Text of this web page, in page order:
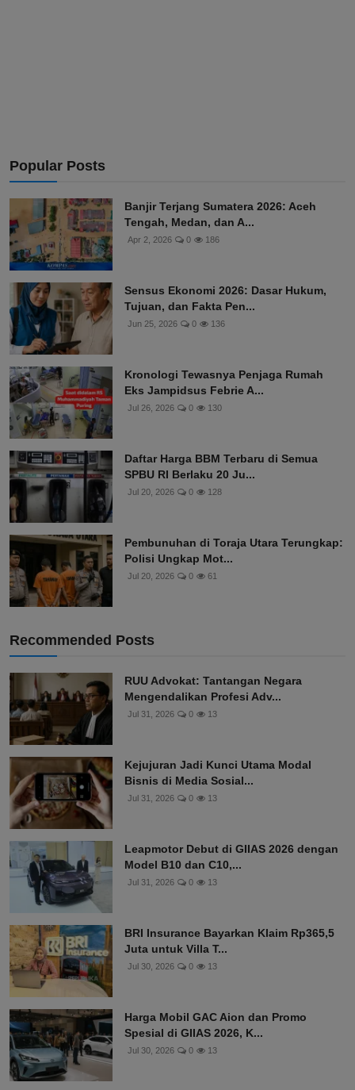
Popular Posts
Banjir Terjang Sumatera 2026: Aceh
Tengah, Medan, dan A...
Apr 2, 2026 0 186
Sensus Ekonomi 2026: Dasar Hukum,
Tujuan, dan Fakta Pen...
Jun 25, 2026 0 136
Kronologi Tewasnya Penjaga Rumah
Eks Jampidsus Febrie A...
Jul 26, 2026 0 130
Daftar Harga BBM Terbaru di Semua
SPBU RI Berlaku 20 Ju...
Jul 20, 2026 0 128
Pembunuhan di Toraja Utara Terungkap:
Polisi Ungkap Mot...
Jul 20, 2026 0 61
Recommended Posts
RUU Advokat: Tantangan Negara
Mengendalikan Profesi Adv...
Jul 31, 2026 0 13
Kejujuran Jadi Kunci Utama Modal
Bisnis di Media Sosial...
Jul 31, 2026 0 13
Leapmotor Debut di GIIAS 2026 dengan
Model B10 dan C10,...
Jul 31, 2026 0 13
BRI Insurance Bayarkan Klaim Rp365,5
Juta untuk Villa T...
Jul 30, 2026 0 13
Harga Mobil GAC Aion dan Promo
Spesial di GIIAS 2026, K...
Jul 30, 2026 0 13